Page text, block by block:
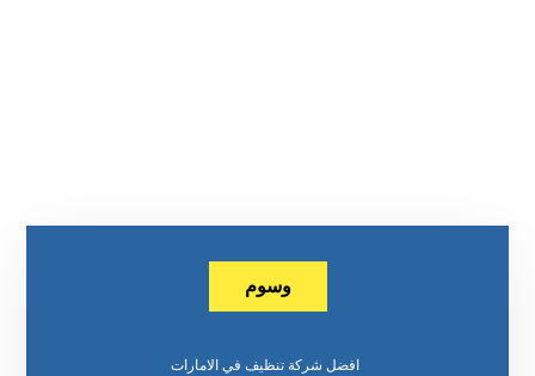
وسوم
افضل شركة تنظيف في الامارات